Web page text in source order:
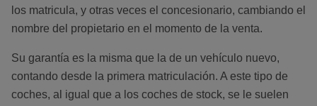
los matricula, y otras veces el concesionario, cambiando el
nombre del propietario en el momento de la venta.
Su garantía es la misma que la de un vehículo nuevo,
contando desde la primera matriculación. A este tipo de
coches, al igual que a los coches de stock, se le suelen